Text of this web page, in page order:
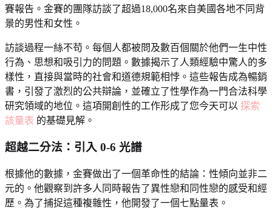
賽報告。金賽的團隊訪談了超過18,000名來自美國各地不同背
景的男性和女性。
訪談過程一絲不苟。每個人都被問及數百個關於他們一生中性
行為、思想和吸引力的問題。數據揭示了人類經驗中驚人的多
樣性，直接與當時的社會和道德規範相悖。這些報告成為暢銷
書，引發了激烈的公共辯論，並確立了性學作為一門合法科學
研究領域的地位。這項開創性的工作形成了您今天可以 探索
該量表 的基礎見解。
超越二分法：引入 0-6 光譜
根據他的數據，金賽做出了一個革命性的結論：性傾向並非二
元的。他觀察到許多人同時報告了異性戀和同性戀的感受和經
歷。為了捕捉這種複雜性，他開發了一個七點量表。